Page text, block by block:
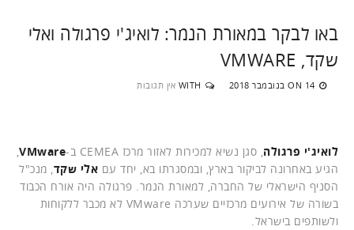
באו לבקר במאורת הנמר: לואיג'י פרגולה ואלי
שקד, VMWARE
ON 14 בנובמבר 2018 WITH אין תגובות
לואיג'י פרגולה , סגן נשיא למכירות לאזור מרכז CEMEA ב- VMware
הגיע באחרונה לביקור בארץ, ובמסגרתו בא, יחד עם אלי שקד , מנכ"ל
הסניף הישראלי של החברה, למאורת הנמר. פרגולה היה אורח הכבוד
בשורה של אירועים מרכזיים שערכה VMware לא מכבר ללקוחות
ולשותפים בישראל.